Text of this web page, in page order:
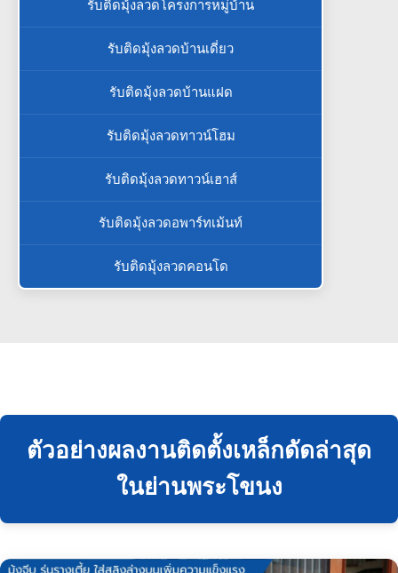
รับติดมุ้งลวดโครงการหมู่บ้าน
รับติดมุ้งลวดบ้านเดี่ยว
รับติดมุ้งลวดบ้านแฝด
รับติดมุ้งลวดทาวน์โฮม
รับติดมุ้งลวดทาวน์เฮาส์
รับติดมุ้งลวดอพาร์ทเม้นท์
รับติดมุ้งลวดคอนโด
ตัวอย่างผลงานติดตั้งเหล็กดัดล่าสุด
ในย่านพระโขนง